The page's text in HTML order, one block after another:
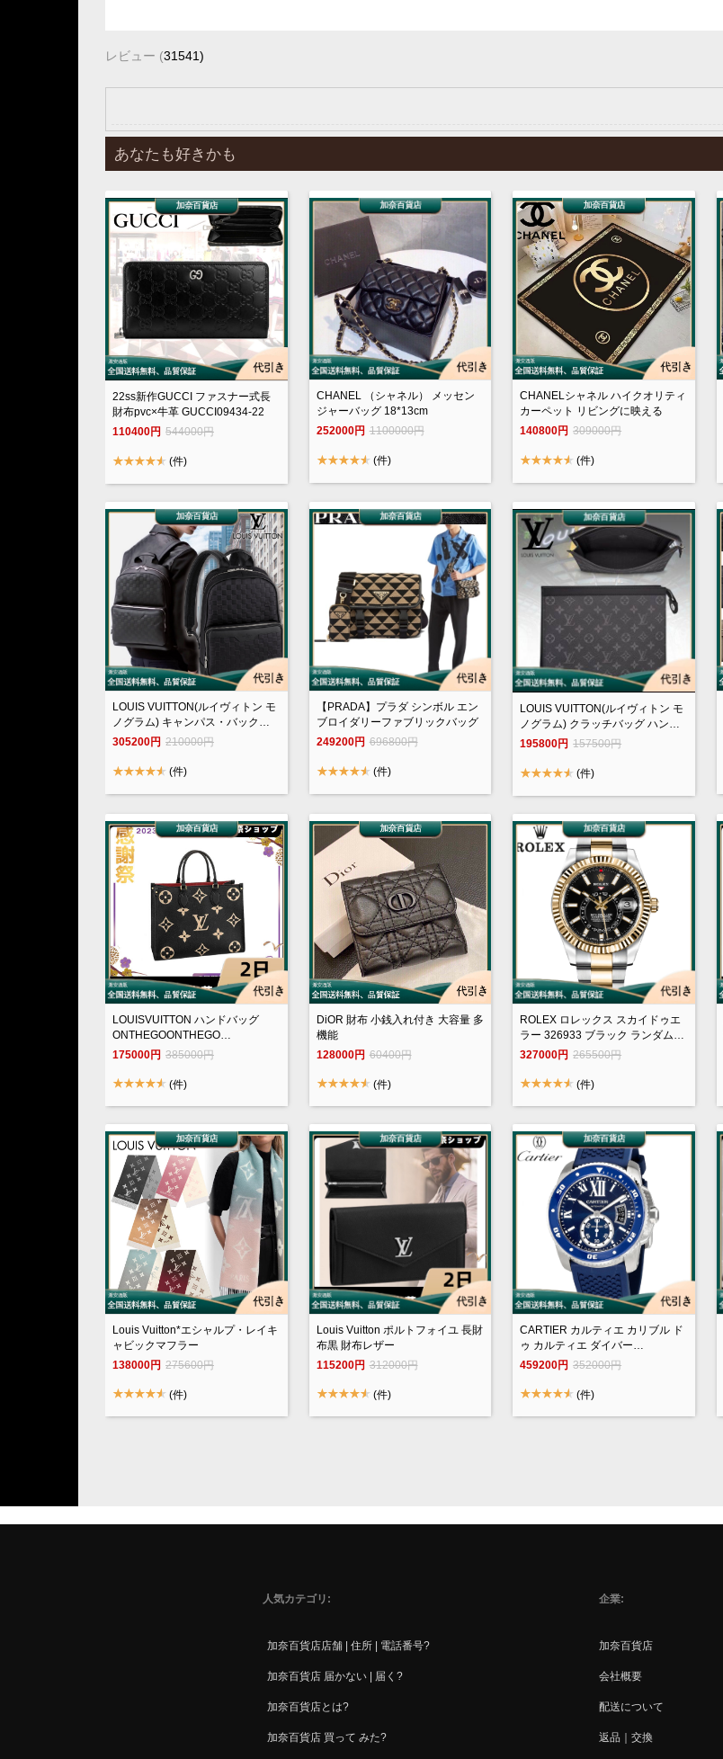
レビュー (31541 )
あなたも好きかも
22ss新作GUCCI ファスナー式長
財布pvc×牛革 GUCCI09434-22
110400円 544000円
(件)
CHANEL （シャネル） メッセン
ジャーバッグ 18*13cm
252000円 1100000円
(件)
CHANELシャネル ハイクオリティ
カーペット リビングに映える
140800円 309000円
(件)
LOUIS VUITTON(ルイヴィトン モ
ノグラム) キャンパス・バックパ
ック N40306
305200円 210000円
(件)
【PRADA】プラダ シンボル エン
ブロイダリーファブリックバッグ
249200円 696800円
(件)
LOUIS VUITTON(ルイヴィトン モ
ノグラム) クラッチバッグ ハンド
バッグ セカンドバッグ メンズ パ
195800円 157500円
(件)
LOUISVUITTON ハンドバッグ
ONTHEGOONTHEGO
MMM45495ショルダーバッグ/ハ
175000円 385000円
(件)
DiOR 財布 小銭入れ付き 大容量 多
機能
128000円 60400円
(件)
ROLEX ロレックス スカイドゥエ
ラー 326933 ブラック ランダムシ
リアル
327000円 265500円
(件)
Louis Vuitton*エシャルプ・レイキ
ャビックマフラー
138000円 275600円
(件)
Louis Vuitton ポルトフォイユ 長財
布黒 財布レザー
115200円 312000円
(件)
CARTIER カルティエ カリブル ド
ゥ カルティエ ダイバー
WSCA0010
459200円 352000円
(件)
人気カテゴリ
加奈百貨店店舗 | 住所 | 電話番号?
加奈百貨店 届かない | 届く?
加奈百貨店とは?
加奈百貨店 買って みた?
企業
加奈百貨店
会社概要
配送について
返品｜交換